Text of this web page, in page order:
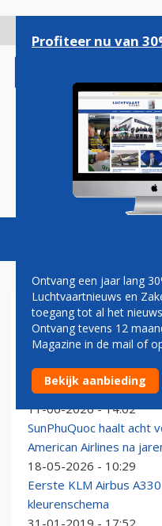
gaan
Magazine
A330-200
KLM zet in op
200
11-06-2026 - 14:02
SunPhuQuoc haalt acht
American Airlines na
18-05-2026 - 10:29
Eerste KLM Airbus
kleurenschema
Profiteer nu van
Ontvang een jaar lang
Luchtvaartnieuws en
toegang tot al het
Ontvang tevens 12
Magazine in de mail of
Bekijk aanbieding